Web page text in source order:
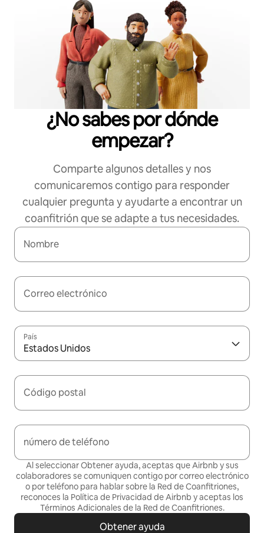
¿No sabes por dónde
empezar?
Comparte algunos detalles y nos
comunicaremos contigo para responder
cualquier pregunta y ayudarte a encontrar un
coanfitrión que se adapte a tus necesidades.
Nombre
Correo electrónico
País
Estados Unidos
Código postal
número de teléfono
Al seleccionar Obtener ayuda, aceptas que Airbnb y sus
colaboradores se comuniquen contigo por correo electrónico
o por teléfono para hablar sobre la Red de Coanfitriones,
reconoces la Política de Privacidad de Airbnb y aceptas los
Términos Adicionales de la Red de Coanfitriones.
Obtener ayuda